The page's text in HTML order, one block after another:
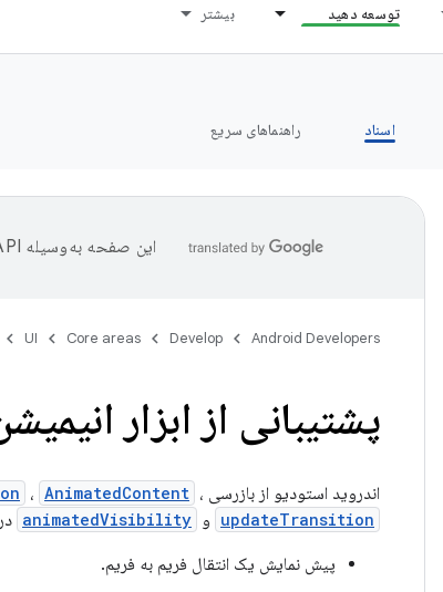
توسعه دهید بیشتر
اسناد راهنماهای سریع
این صفحه به‌وسیله
Android Developers
Develop
Core areas
UI
پشتیبانی از ابزار
اندروید استودیو از بازرسی ، AnimatedContent ،
updateTransition و animatedVisibility در
پیش نمایش یک انتقال فریم به فریم.